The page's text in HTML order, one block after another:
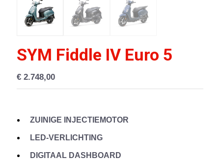
SYM Fiddle IV Euro 5
€2.748,00
ZUINIGE INJECTIEMOTOR
LED-VERLICHTING
DIGITAAL DASHBOARD